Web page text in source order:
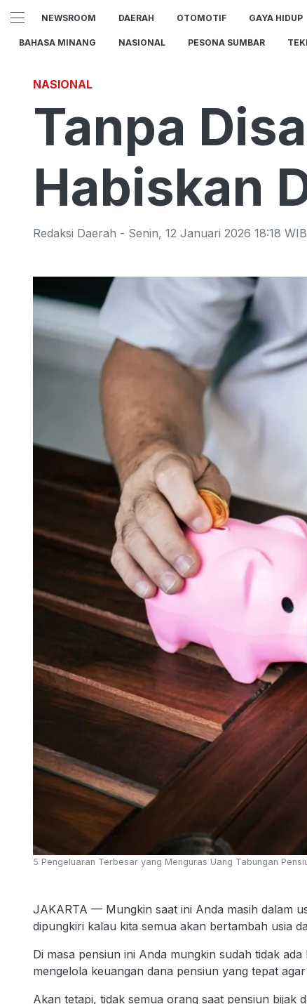
NEWSROOM DAERAH OTOMOTIF GAYA HIDUP
BAHASA MINANG NASIONAL PESONA SUMBAR
NASIONAL
Tanpa
Habiskan
Redaksi Daerah - Senin, 12 Januari 2026 18:18 WIB
5 Pengeluaran Terbesar yang Menguras Uang Tabungan
JAKARTA — Mungkin saat ini Anda masih dalam
dipungkiri kalau kita semua akan bertambah usia
Di masa pensiun ini Anda mungkin sudah tidak
mengelola keuangan dana pensiun yang tepat
Akan tetapi, tidak semua orang saat pensiun bijak